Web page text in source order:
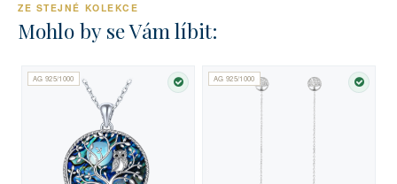
ZE STEJNÉ KOLEKCE
Mohlo by se Vám líbit:
AG 925/1000
SKLADEM
AG 925/1000